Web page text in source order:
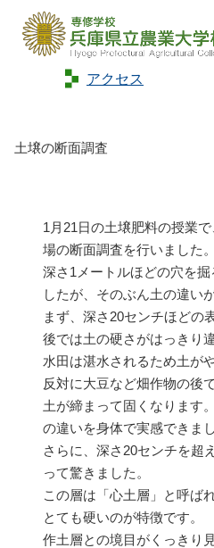
アクセス
Home> トピックス 土壌
土壌の断面調査
1月21日の土壌肥料の授業
場の断面調査を行いました。
深さ1メートルほどの穴を
したが、そのぶん土の違い
まず、深さ20センチほどの
後では土の硬さがはっきり
水田は湛水されるため土が
反対に大豆など畑作物の後
土が締まって固くなります
の違いを身体で実感できまし
さらに、深さ20センチを超
って驚きました。
この層は「心土層」と呼ば
とても硬いのが特徴です。
作土層との境目がくっきり